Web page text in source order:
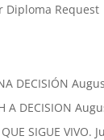
Diploma Request
DECISIÓN
A DECISION
SIGUE VIVO.